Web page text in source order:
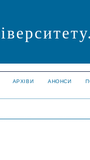
АРХІВИ АНОНСИ